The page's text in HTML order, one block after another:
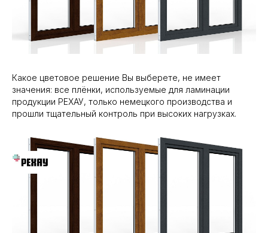
Какое цветовое решение Вы выберете, не имеет
значения: все плёнки, используемые для ламинации
продукции РЕХАУ, только немецкого производства и
прошли тщательный контроль при высоких нагрузках.